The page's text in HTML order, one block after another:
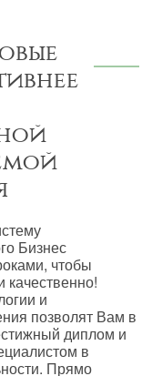
Бизнес
чтобы
качественно!
и
позволят Вам в
диплом и
в
Прямо